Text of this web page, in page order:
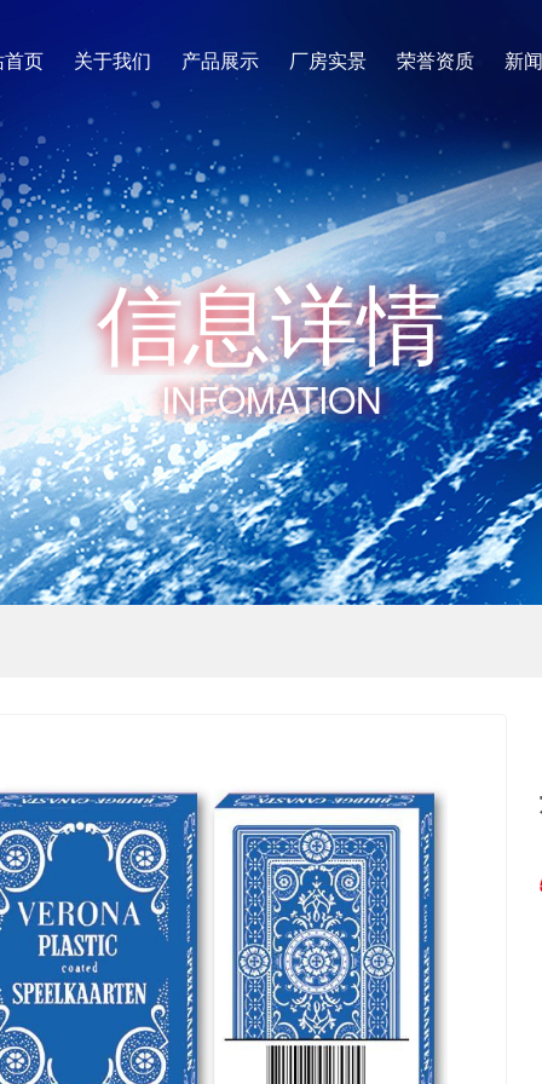
页 关于我们 产品展示 厂房实景 荣誉资质 新
信息详情
INFOMATION